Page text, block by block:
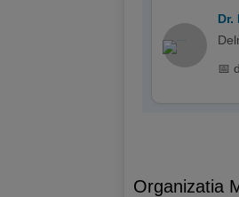
Dr.
📅
Organizatia